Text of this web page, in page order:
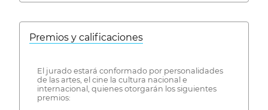
Premios y calificaciones
El jurado estará conformado por personalidades
de las artes, el cine la cultura nacional e
internacional, quienes otorgarán los siguientes
premios: